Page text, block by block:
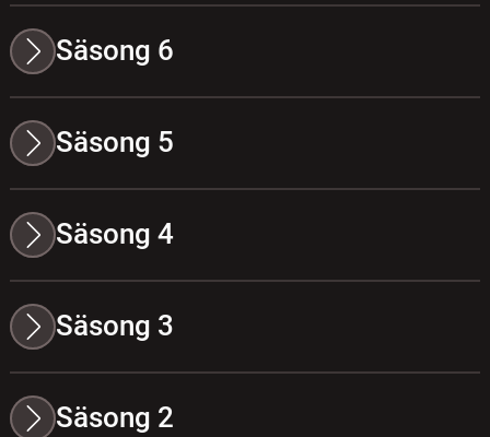
Säsong 6
Säsong 5
Säsong 4
Säsong 3
Säsong 2